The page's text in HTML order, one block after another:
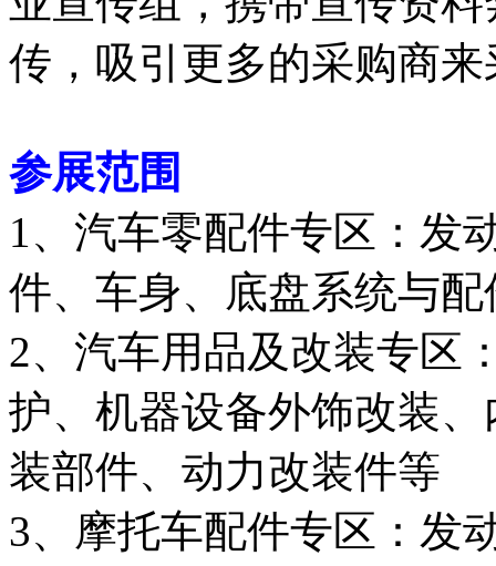
传，吸引更多的采购商来
参展范围
1、汽车零配件专区：发
件、车身、底盘系统与
2、汽车用品及改装专区
护、机器设备外饰改装
装部件、动力改装件等
3、摩托车配件专区：发